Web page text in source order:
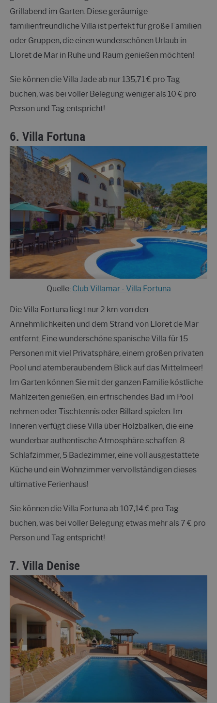
Grillabend im Garten. Diese geräumige
familienfreundliche Villa ist perfekt für große Familien
oder Gruppen, die einen wunderschönen Urlaub in
Lloret de Mar in Ruhe und Raum genießen möchten!
Sie können die Villa Jade ab nur 135,71 € pro Tag
buchen, was bei voller Belegung weniger als 10 € pro
Person und Tag entspricht!
6. Villa Fortuna
Quelle: Club Villamar - Villa Fortuna
Die Villa Fortuna liegt nur 2 km von den
Annehmlichkeiten und dem Strand von Lloret de Mar
entfernt. Eine wunderschöne spanische Villa für 15
Personen mit viel Privatsphäre, einem großen privaten
Pool und atemberaubendem Blick auf das Mittelmeer!
Im Garten können Sie mit der ganzen Familie köstliche
Mahlzeiten genießen, ein erfrischendes Bad im Pool
nehmen oder Tischtennis oder Billard spielen. Im
Inneren verfügt diese Villa über Holzbalken, die eine
wunderbar authentische Atmosphäre schaffen. 8
Schlafzimmer, 5 Badezimmer, eine voll ausgestattete
Küche und ein Wohnzimmer vervollständigen dieses
ultimative Ferienhaus!
Sie können die Villa Fortuna ab 107,14 € pro Tag
buchen, was bei voller Belegung etwas mehr als 7 € pro
Person und Tag entspricht!
7. Villa Denise